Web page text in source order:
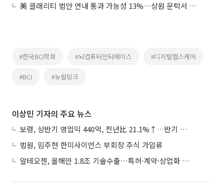
美 클래리티 법안 연내 통과 가능성 13%…상원 문턱서 제동
#한국BCI학회 #뇌컴퓨터인터페이스 #디지털헬스케어
#BCI #뉴럴링크
이상민 기자의 주요 뉴스
보령, 상반기 영업익 440억, 전년比 21.1%↑…반기 역대 최대
법원, 임주현 한미사이언스 부회장 주식 가압류
알테오젠, 올해만 1.8조 기술수출…특허·계약·상업화 ‘삼박자’